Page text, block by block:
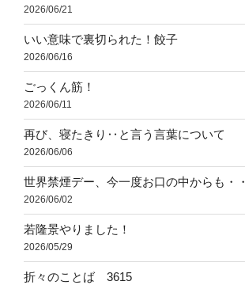
2026/06/21
いい意味で裏切られた！餃子
2026/06/16
ごっくん筋！
2026/06/11
再び、寝たきり‥と言う言葉について
2026/06/06
世界禁煙デー、今一度お口の中からも・・
2026/06/02
若隆景やりました！
2026/05/29
折々のことば 3615